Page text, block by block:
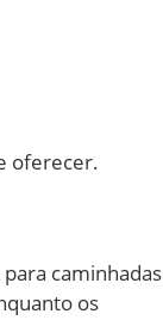
oferecer.
caminhadas
os